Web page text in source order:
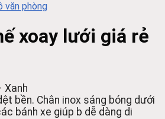
văn phòng
xoay lưới giá rẻ
Xanh
bền. Chân inox sáng bóng dưới
bánh xe giúp b dễ dàng di